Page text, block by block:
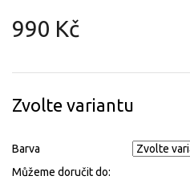
990 Kč
cena:
Zvolte variantu
Barva
Můžeme doručit do: